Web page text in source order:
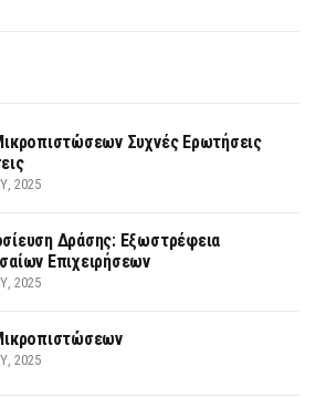
Συχνές Ερωτήσεις
2025
Δράσης: Εξωστρέφεια
Επιχειρήσεων
2025
2025